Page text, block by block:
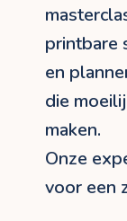
printbare
en
die
maken.
Onze
voor een